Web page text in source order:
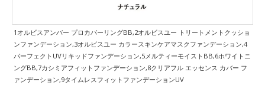
1オルビスアンバー プロカバーリングBB,2オルビスユー トリートメントクッショ
ンファンデーション,3オルビスユー カラースキンケアマスクファンデーション,4
パーフェクトUVリキッドファンデーション,5メルティーモイストBB,6ホワイトニ
ングBB,7カシミアフィットファンデーション,8クリアフル エッセンス カバー フ
ァンデーション,9タイムレスフィットファンデーションUV